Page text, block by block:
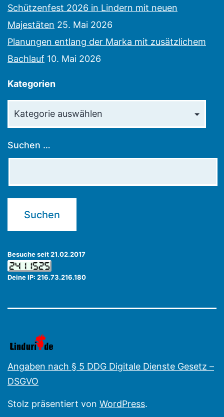
Schützenfest 2026 in Lindern mit neuen
Majestäten 25. Mai 2026
Planungen entlang der Marka mit zusätzlichem
Bachlauf 10. Mai 2026
Kategorien
Suchen …
Besuche seit 21.02.2017
Deine IP: 216.73.216.180
Angaben nach § 5 DDG Digitale Dienste Gesetz –
DSGVO
Stolz präsentiert von WordPress.